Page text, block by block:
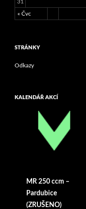
« Čvc
31
STRÁNKY
Odkazy
KALENDÁŘ AKCÍ
MR 250 ccm –
Pardubice
(ZRUŠENO)